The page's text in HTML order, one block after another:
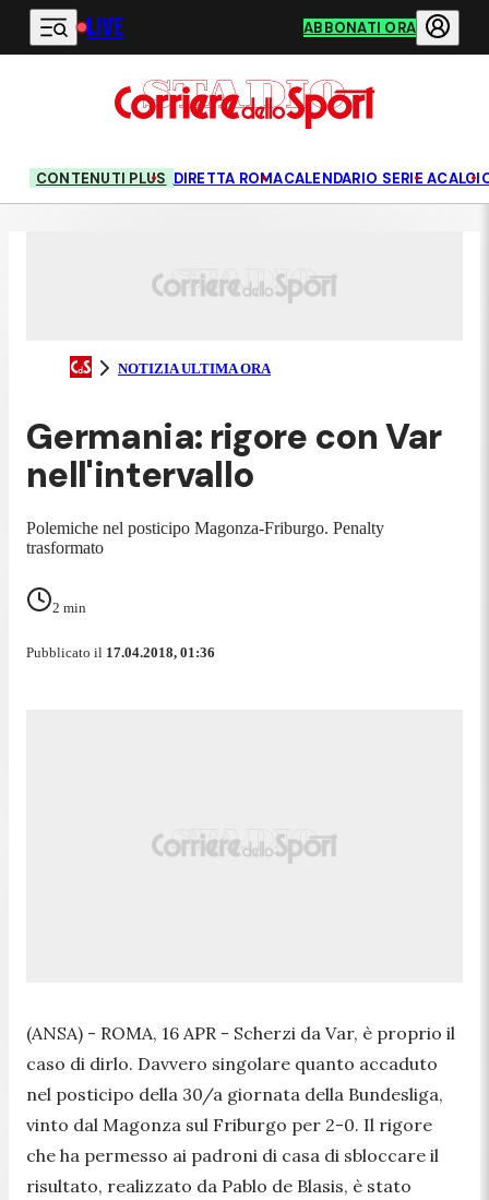
Vai al contenuto principale
LIVE ABBONATI ORA
CONTENUTI PLUS DIRETTA ROMACALENDARIO SERIE A
NOTIZIA ULTIMA ORA
Germania: rigore con Var
nell'intervallo
Polemiche nel posticipo Magonza-Friburgo. Penalty
trasformato
2 min
Pubblicato il 17.04.2018, 01:36
(ANSA) - ROMA, 16 APR - Scherzi da Var, è proprio il
caso di dirlo. Davvero singolare quanto accaduto
nel posticipo della 30/a giornata della Bundesliga,
vinto dal Magonza sul Friburgo per 2-0. Il rigore
che ha permesso ai padroni di casa di sbloccare il
risultato, realizzato da Pablo de Blasis, è stato